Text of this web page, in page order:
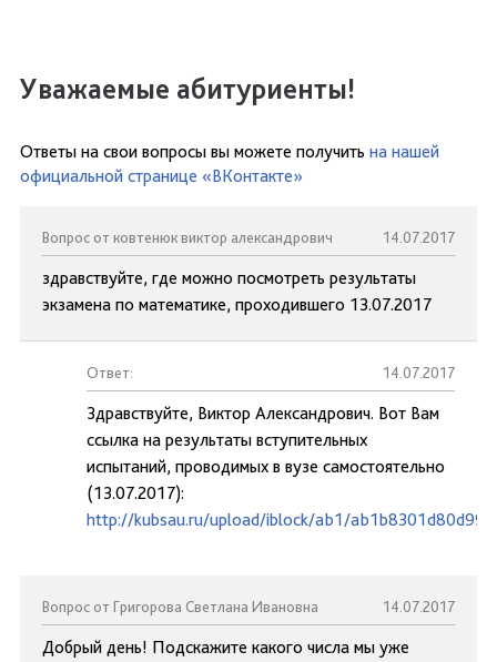
Уважаемые абитуриенты!
Ответы на свои вопросы вы можете получить на нашей
официальной странице «ВКонтакте»
Вопрос от ковтенюк виктор александрович 14.07.2017
здравствуйте, где можно посмотреть результаты
экзамена по математике, проходившего 13.07.2017
Ответ: 14.07.2017
Здравствуйте, Виктор Александрович. Вот Вам
ссылка на результаты вступительных
испытаний, проводимых в вузе самостоятельно
(13.07.2017):
http://kubsau.ru/upload/iblock/ab1/
Вопрос от Григорова Светлана Ивановна 14.07.2017
Добрый день! Подскажите какого числа мы уже